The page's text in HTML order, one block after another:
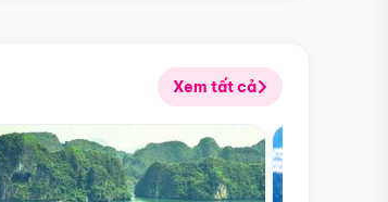
Xem tất cả